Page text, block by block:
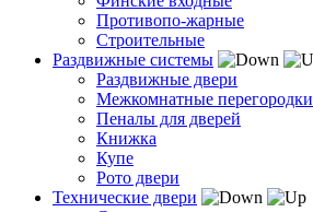
Противопо-жарные
Строительные
Раздвижные системы
Раздвижные двери
Межкомнатные перегородки
Пеналы для дверей
Книжка
Купе
Рото двери
Технические двери